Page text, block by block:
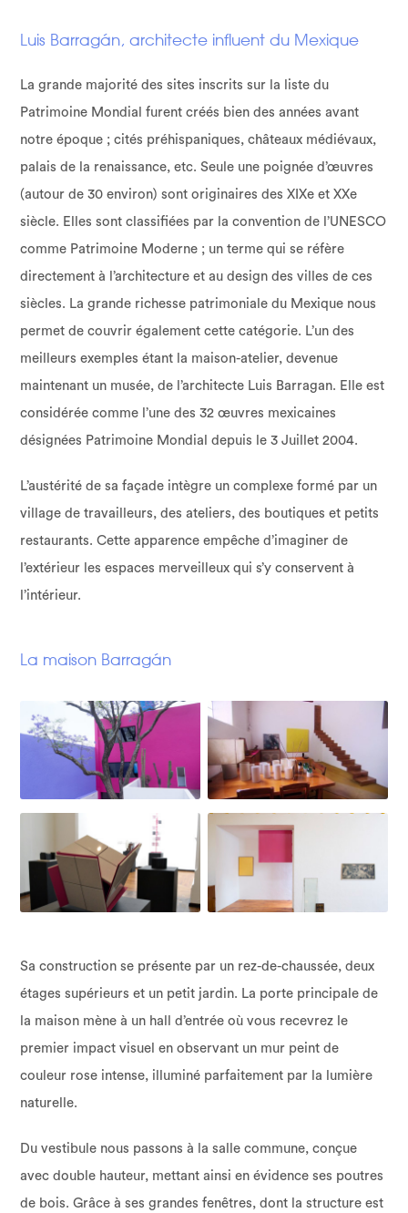
Luis Barragán, architecte influent du Mexique
La grande majorité des sites inscrits sur la liste du
Patrimoine Mondial furent créés bien des années avant
notre époque ; cités préhispaniques, châteaux médiévaux,
palais de la renaissance, etc. Seule une poignée d’œuvres
(autour de 30 environ) sont originaires des XIXe et XXe
siècle. Elles sont classifiées par la convention de l’UNESCO
comme Patrimoine Moderne ; un terme qui se réfère
directement à l’architecture et au design des villes de ces
siècles. La grande richesse patrimoniale du Mexique nous
permet de couvrir également cette catégorie. L’un des
meilleurs exemples étant la maison-atelier, devenue
maintenant un musée, de l’architecte Luis Barragan. Elle est
considérée comme l’une des 32 œuvres mexicaines
désignées Patrimoine Mondial depuis le 3 Juillet 2004.
L’austérité de sa façade intègre un complexe formé par un
village de travailleurs, des ateliers, des boutiques et petits
restaurants. Cette apparence empêche d’imaginer de
l’extérieur les espaces merveilleux qui s’y conservent à
l’intérieur.
La maison Barragán
Sa construction se présente par un rez-de-chaussée, deux
étages supérieurs et un petit jardin. La porte principale de
la maison mène à un hall d’entrée où vous recevrez le
premier impact visuel en observant un mur peint de
couleur rose intense, illuminé parfaitement par la lumière
naturelle.
Du vestibule nous passons à la salle commune, conçue
avec double hauteur, mettant ainsi en évidence ses poutres
de bois. Grâce à ses grandes fenêtres, dont la structure est